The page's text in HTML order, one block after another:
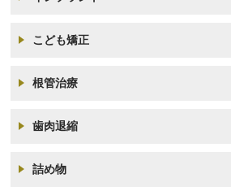
こども矯正
根管治療
歯肉退縮
詰め物